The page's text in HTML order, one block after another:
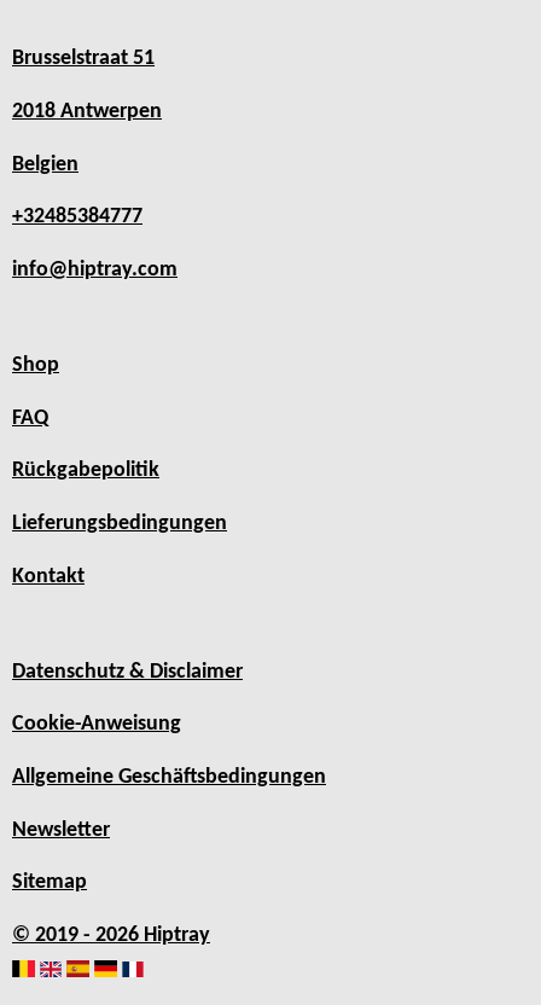
Brusselstraat 51
2018 Antwerpen
Belgien
+32485384777
info@hiptray.com
Shop
FAQ
Rückgabepolitik
Lieferungsbedingungen
Kontakt
Datenschutz & Disclaimer
Cookie-Anweisung
Allgemeine Geschäftsbedingungen
Newsletter
Sitemap
© 2019 - 2026 Hiptray